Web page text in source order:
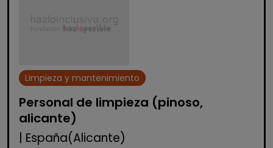
Limpieza y mantenimiento
Personal de limpieza (pinoso,
alicante)
| España(Alicante)